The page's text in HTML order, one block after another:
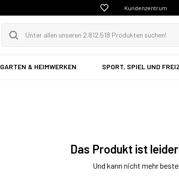
Kundenzentrum
GARTEN & HEIMWERKEN SPORT, SPIEL UND
Das Produkt ist
Und kann nicht mehr